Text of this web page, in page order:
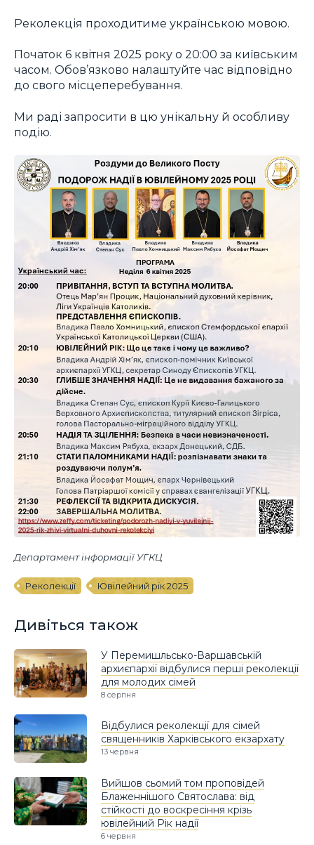
Реколекція проходитиме українською мовою.
Початок 6 квітня 2025 року о 20:00 за київським
часом. Обов’язково налаштуйте час відповідно
до свого місцеперебування.
Ми раді запросити в цю унікальну й особливу
подію.
Департамент інформації УГКЦ
Реколекції Ювілейний рік 2025
Дивіться також
У Перемишльсько-Варшавській
архиєпархії відбулися перші реколекції
для молодих сімей
8 серпня
Відбулися реколекції для сімей
священників Харківського екзархату
13 червня
Вийшов сьомий том проповідей
Блаженнішого Святослава: від
стійкості до воскресіння крізь
ювілейний Рік надії
6 червня